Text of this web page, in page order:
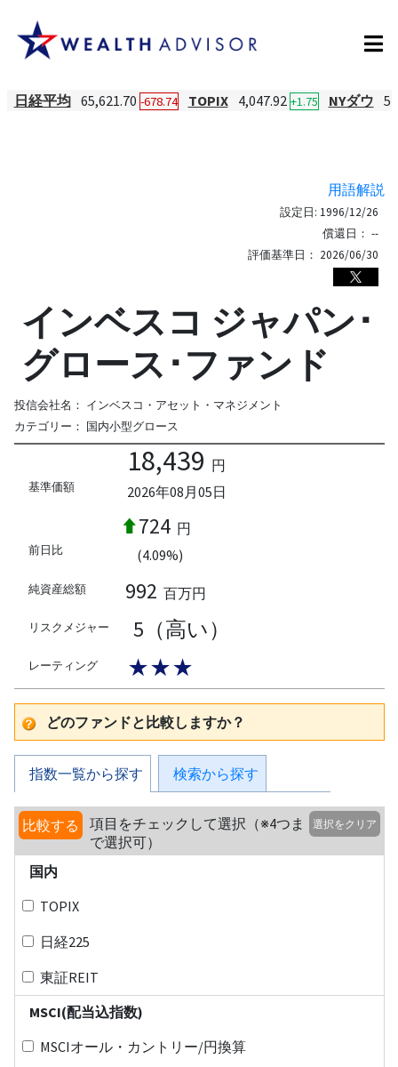
日経平均 65,621.70 -678.74 TOPIX 4,047.92 +1.75 NYダウ
用語解説
設定日: 1996/12/26
償還日： --
評価基準日： 2026/06/30
インベスコ ジャパン･
グロース･ファンド
投信会社名： インベスコ・アセット・マネジメント
カテゴリー： 国内小型グロース
基準価額
18,439 円
2026年08月05日
前日比
724 円
(4.09%)
純資産総額 992 百万円
リスクメジャー 5（高い）
レーティング ★★★
どのファンドと比較しますか？
指数一覧から探す 検索から探す
比較する
項目をチェックして選択（※4つま
で選択可）
選択をクリア
国内
TOPIX
日経225
東証REIT
MSCI(配当込指数)
MSCIオール・カントリー/円換算